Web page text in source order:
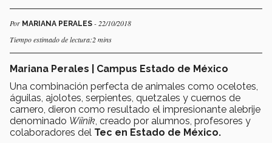
Por MARIANA PERALES - 22/10/2018
Tiempo estimado de lectura:2 mins
Mariana Perales | Campus Estado de México
Una combinación perfecta de animales como ocelotes,
águilas, ajolotes, serpientes, quetzales y cuernos de
carnero, dieron como resultado el impresionante alebrije
denominado Wíinik , creado por alumnos, profesores y
colaboradores del Tec en Estado de México.